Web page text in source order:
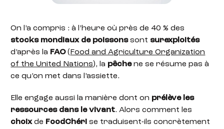
On l’a compris : à l’heure où près de 40 % des
stocks mondiaux de poissonssont surexploités
d’après la FAO( Food and Agriculture Organization
of the United Nations), la pêchene se résume pas à
ce qu’on met dans l’assiette.
Elle engage aussi la manière dont on prélève les
ressources dans le vivant. Alors comment les
choixde FoodChéri se traduisent-ils concrètement